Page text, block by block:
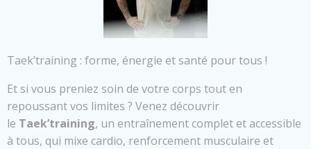
Taek’training : forme, énergie et santé pour tous !
Et si vous preniez soin de votre corps tout en
repoussant vos limites ? Venez découvrir
le Taek’training, un entraînement complet et accessible
à tous, qui mixe cardio, renforcement musculaire et